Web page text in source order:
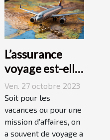
L’assurance
voyage est-elle
avantageuse ?
Ven. 27 octobre 2023
Soit pour les
vacances ou pour une
mission d’affaires, on
a souvent de voyage a